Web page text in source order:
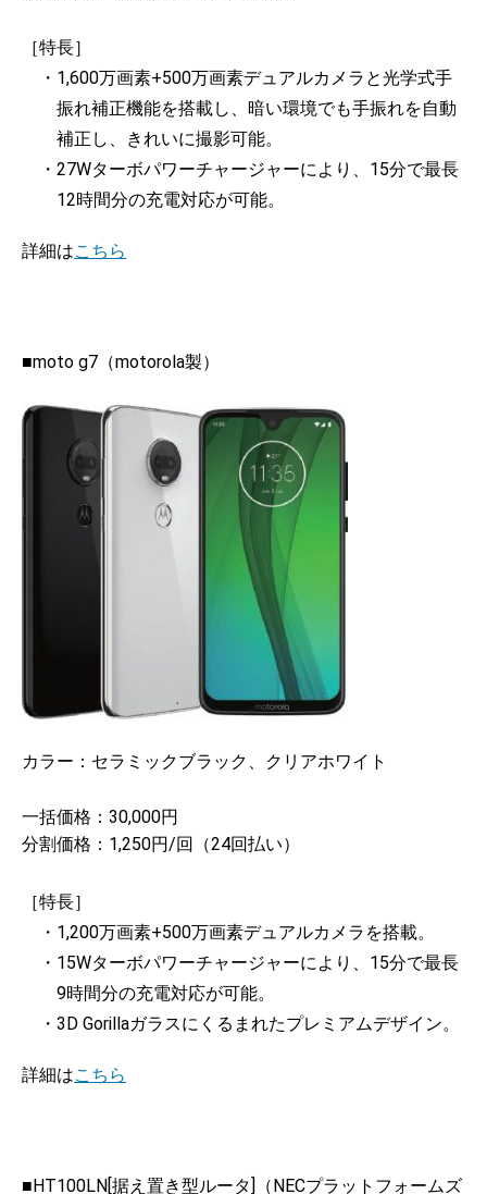
［特長］
・1,600万画素+500万画素デュアルカメラと光学式手
振れ補正機能を搭載し、暗い環境でも手振れを自動
補正し、きれいに撮影可能。
・27Wターボパワーチャージャーにより、15分で最長
12時間分の充電対応が可能。
詳細はこちら
■moto g7（motorola製）
カラー：セラミックブラック、クリアホワイト
一括価格：30,000円
分割価格：1,250円/回（24回払い）
［特長］
・1,200万画素+500万画素デュアルカメラを搭載。
・15Wターボパワーチャージャーにより、15分で最長
9時間分の充電対応が可能。
・3D Gorillaガラスにくるまれたプレミアムデザイン。
詳細はこちら
■HT100LN[据え置き型ルータ]（NECプラットフォームズ